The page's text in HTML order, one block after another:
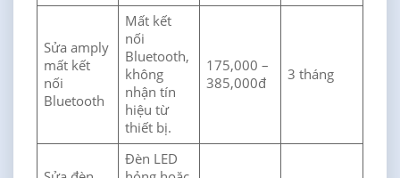
Sửa amply
mất kết
nối
Bluetooth
Mất kết
nối
Bluetooth,
không
nhận tín
hiệu từ
thiết bị.
175,000 –
385,000đ
3 tháng
Đèn LED